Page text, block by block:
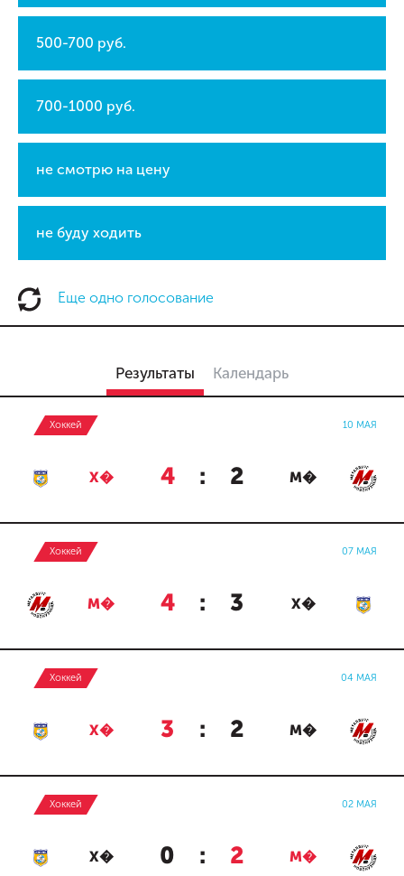
500-700 руб.
700-1000 руб.
не смотрю на цену
не буду ходить
Еще одно голосование
Результаты Календарь
Хоккей 10 МАЯ
Х� 4 : 2 М�
Хоккей 07 МАЯ
М� 4 : 3 Х�
Хоккей 04 МАЯ
Х� 3 : 2 М�
Хоккей 02 МАЯ
Х� 0 : 2 М�